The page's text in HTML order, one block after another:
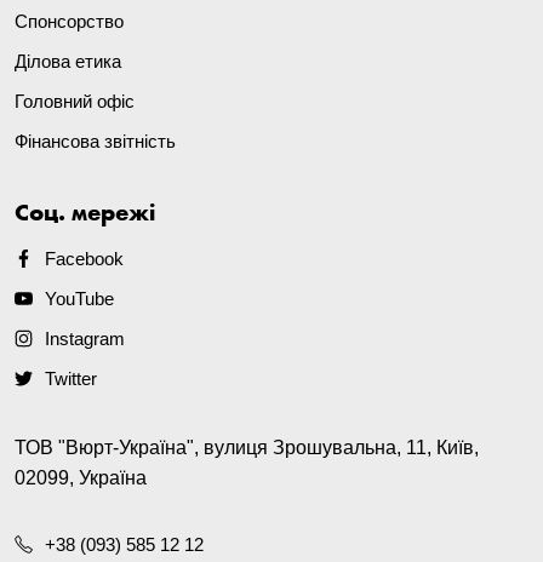
Спонсорство
Ділова етика
Головний офіс
Фінансова звітність
Соц. мережі
Facebook
YouTube
Instagram
Twitter
ТОВ "Вюрт-Україна", вулиця Зрошувальна, 11, Київ,
02099, Україна
+38 (093) 585 12 12